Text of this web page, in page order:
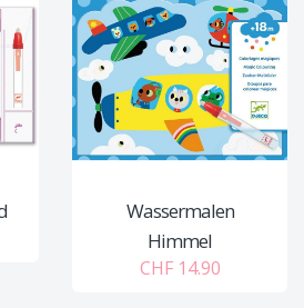
Wassermalen
Himmel
CHF 14.90